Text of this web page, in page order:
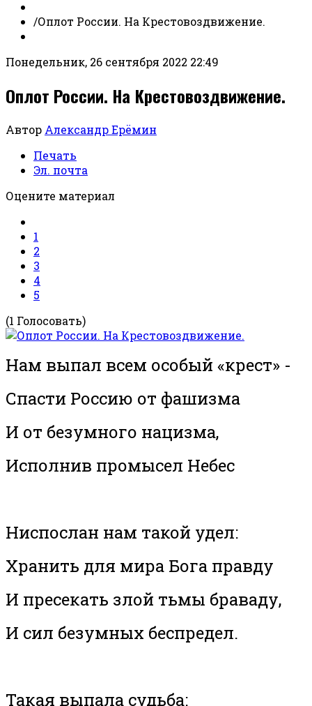
/Оплот России. На Крестовоздвижение.
Понедельник, 26 сентября 2022 22:49
Оплот России. На Крестовоздвижение.
Автор Александр Ерёмин
Печать
Эл. почта
Оцените материал
1
2
3
4
5
(1 Голосовать)
Нам выпал всем особый «крест» -
Спасти Россию от фашизма
И от безумного нацизма,
Исполнив промысел Небес
Ниспослан нам такой удел:
Хранить для мира Бога правду
И пресекать злой тьмы браваду,
И сил безумных беспредел.
Такая выпала судьба: